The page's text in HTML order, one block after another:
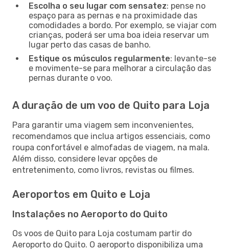
Escolha o seu lugar com sensatez: pense no
espaço para as pernas e na proximidade das
comodidades a bordo. Por exemplo, se viajar com
crianças, poderá ser uma boa ideia reservar um
lugar perto das casas de banho.
Estique os músculos regularmente: levante-se
e movimente-se para melhorar a circulação das
pernas durante o voo.
A duração de um voo de Quito para Loja
Para garantir uma viagem sem inconvenientes,
recomendamos que inclua artigos essenciais, como
roupa confortável e almofadas de viagem, na mala.
Além disso, considere levar opções de
entretenimento, como livros, revistas ou filmes.
Aeroportos em Quito e Loja
Instalações no Aeroporto do Quito
Os voos de Quito para Loja costumam partir do
Aeroporto do Quito. O aeroporto disponibiliza uma